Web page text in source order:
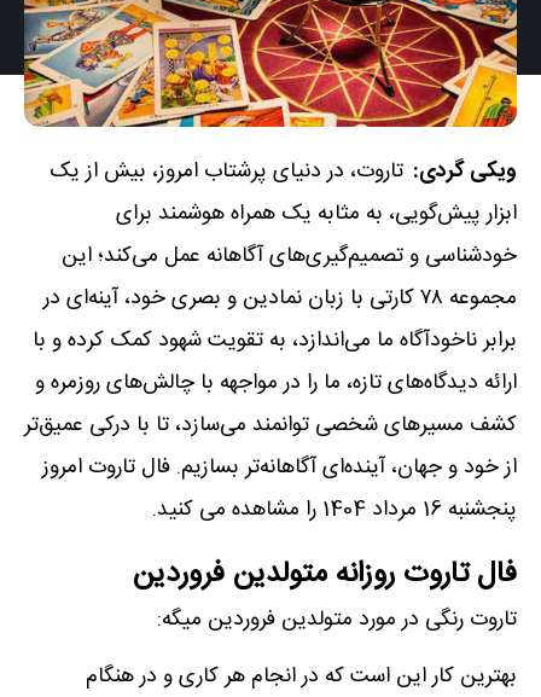
ویکی گردی: تاروت، در دنیای پرشتاب امروز، بیش از یک
ابزار پیش‌گویی، به مثابه یک همراه هوشمند برای
خودشناسی و تصمیم‌گیری‌های آگاهانه عمل می‌کند؛ این
مجموعه ۷۸ کارتی با زبان نمادین و بصری خود، آینه‌ای در
برابر ناخودآگاه ما می‌اندازد، به تقویت شهود کمک کرده و با
ارائه دیدگاه‌های تازه، ما را در مواجهه با چالش‌های روزمره و
کشف مسیرهای شخصی توانمند می‌سازد، تا با درکی عمیق‌تر
از خود و جهان، آینده‌ای آگاهانه‌تر بسازیم. فال تاروت امروز
پنجشنبه 16 مرداد 1404 را مشاهده می کنید.
فال تاروت روزانه متولدین فروردین
تاروت رنگی در مورد متولدین فروردین میگه:
بهترین کار این است که در انجام هر کاری و در هنگام